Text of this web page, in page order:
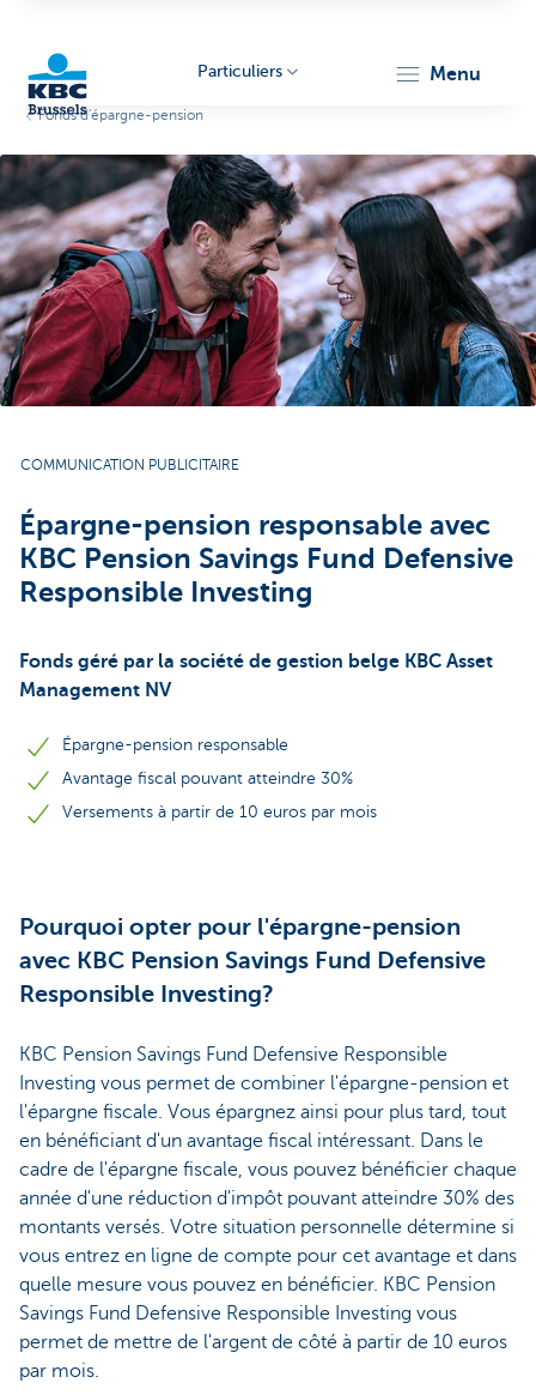
Brussels
Particuliers menu
Fonds d'épargne-pension
COMMUNICATION PUBLICITAIRE
Épargne-pension responsable avec
KBC Pension Savings Fund Defensive
Responsible Investing
Fonds géré par la société de gestion belge KBC Asset
Management NV
Épargne-pension responsable
Avantage fiscal pouvant atteindre 30%
Versements à partir de 10 euros par mois
Pourquoi opter pour l'épargne-pension
avec KBC Pension Savings Fund Defensive
Responsible Investing?
KBC Pension Savings Fund Defensive Responsible
Investing vous permet de combiner l'épargne-pension et
l'épargne fiscale. Vous épargnez ainsi pour plus tard, tout
en bénéficiant d'un avantage fiscal intéressant. Dans le
cadre de l'épargne fiscale, vous pouvez bénéficier chaque
année d'une réduction d'impôt pouvant atteindre 30% des
montants versés. Votre situation personnelle détermine si
vous entrez en ligne de compte pour cet avantage et dans
quelle mesure vous pouvez en bénéficier. KBC Pension
Savings Fund Defensive Responsible Investing vous
permet de mettre de l'argent de côté à partir de 10 euros
par mois.